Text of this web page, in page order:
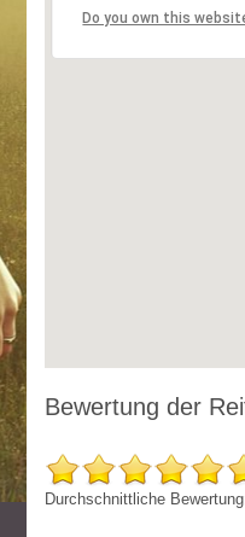
Do you own this
Bewertung der
Durchschnittliche